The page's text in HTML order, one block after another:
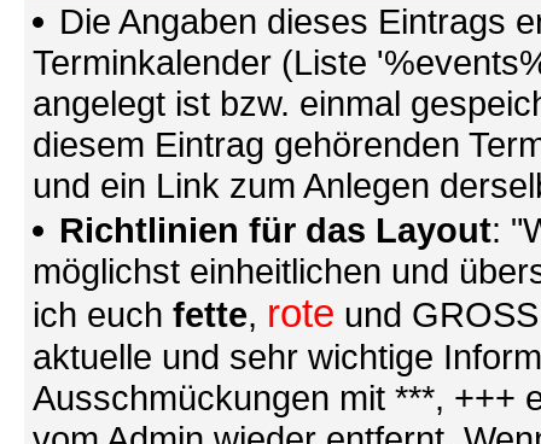
Die Angaben dieses Eintrags
Terminkalender (Liste
angelegt ist bzw. einmal
diesem Eintrag gehörenden
und ein Link zum Anlegen
Richtlinien für das Layout:
möglichst einheitlichen und
ich euch fette, rote und
aktuelle und sehr wichtige
Ausschmückungen mit ***, +++